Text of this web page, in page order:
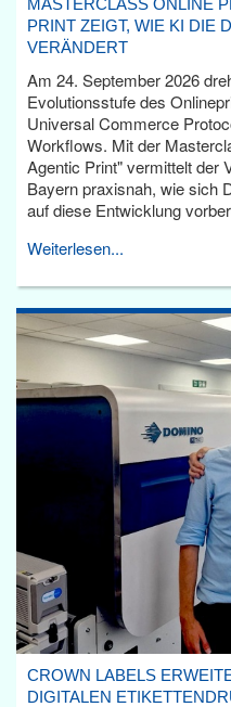
MASTERCLASS ONLINE
PRINT ZEIGT, WIE KI DIE
VERÄNDERT
Am 24. September 2026
Evolutionsstufe des
Universal Commerce
Workflows. Mit der
Agentic Print" vermittelt der
Bayern praxisnah, wie sich
auf diese Entwicklung
Weiterlesen...
CROWN LABELS
DIGITALEN